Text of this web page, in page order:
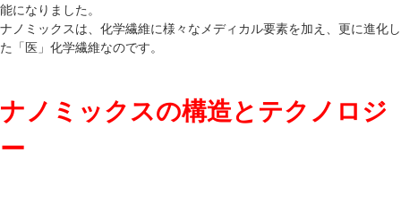
能になりました。
ナノミックスは、化学繊維に様々なメディカル要素を加え、更に進化し
た「医」化学繊維なのです。
ナノミックスの構造とテクノロジ
ー